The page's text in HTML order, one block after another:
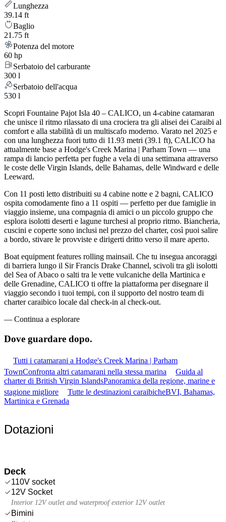
Lunghezza
39.14 ft
Baglio
21.75 ft
Potenza del motore
60 hp
Serbatoio del carburante
300 l
Serbatoio dell'acqua
530 l
Scopri Fountaine Pajot Isla 40 – CALICO, un 4-cabine catamaran
che unisce il ritmo rilassato di una crociera tra gli alisei dei Caraibi al
comfort e alla stabilità di un multiscafo moderno. Varato nel 2025 e
con una lunghezza fuori tutto di 11.93 metri (39.1 ft), CALICO ha
attualmente base a Hodge's Creek Marina | Parham Town — una
rampa di lancio perfetta per fughe a vela di una settimana attraverso
le coste delle Virgin Islands, delle Bahamas, delle Windward e delle
Leeward.
Con 11 posti letto distribuiti su 4 cabine notte e 2 bagni, CALICO
ospita comodamente fino a 11 ospiti — perfetto per due famiglie in
viaggio insieme, una compagnia di amici o un piccolo gruppo che
esplora isolotti deserti e lagune turchesi al proprio ritmo. Biancheria,
cuscini e coperte sono inclusi nel prezzo del charter, così puoi salire
a bordo, stivare le provviste e dirigerti dritto verso il mare aperto.
Boat equipment features rolling mainsail. Che tu insegua ancoraggi
di barriera lungo il Sir Francis Drake Channel, scivoli tra gli isolotti
del Sea of Abaco o salti tra le vette vulcaniche della Martinica e
delle Grenadine, CALICO ti offre la piattaforma per disegnare il
viaggio secondo i tuoi tempi, con il supporto del nostro team di
charter caraibico locale dal check-in al check-out.
— Continua a esplorare
Dove guardare dopo.
Tutti i catamarani a Hodge's Creek Marina | Parham
TownConfronta altri catamarani nella stessa marina
Guida al
charter di British Virgin IslandsPanoramica della regione, marine e
stagione migliore
Tutte le destinazioni caraibicheBVI, Bahamas,
Martinica e Grenada
Dotazioni
Deck
110V socket
12V Socket
Interior 12V outlet and waterproof exterior 12V outlet
Bimini